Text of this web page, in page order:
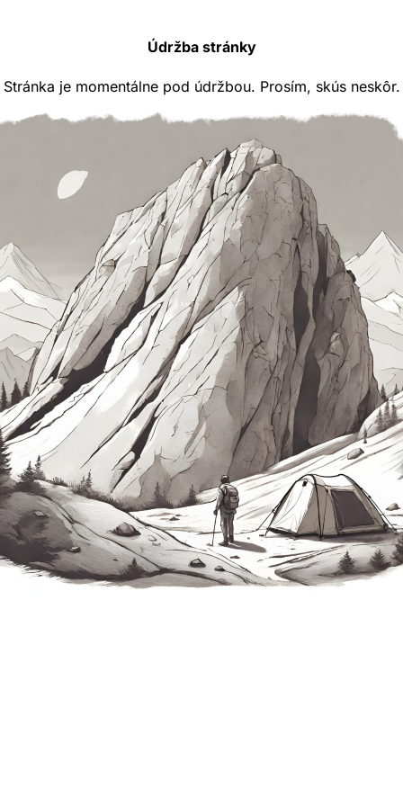
Údržba stránky
Stránka je momentálne pod údržbou. Prosím, skús neskôr.